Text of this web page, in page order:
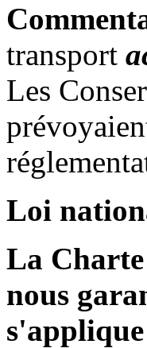
transport
Les
Loi
La
nous